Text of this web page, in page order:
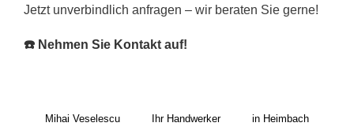
Jetzt unverbindlich anfragen – wir beraten Sie gerne!
☎️ Nehmen Sie Kontakt auf!
Mihai Veselescu Ihr Handwerker in Heimbach